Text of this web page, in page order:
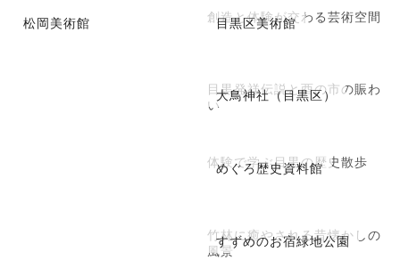
松岡美術館 目黒区美術館
創造と体験が交わる芸術空間
大鳥神社（目黒区）
目黒発祥伝説と酉の市の賑わ
い
めぐろ歴史資料館
体験で学ぶ目黒の歴史散歩
すずめのお宿緑地公園
竹林に癒やされる昔懐かしの
風景